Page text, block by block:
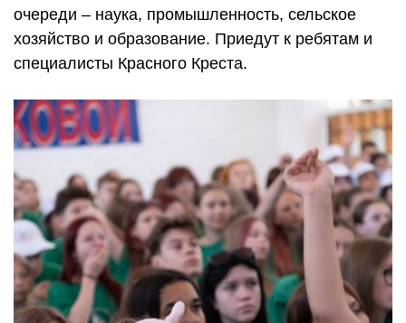
очереди – наука, промышленность, сельское
хозяйство и образование. Приедут к ребятам и
специалисты Красного Креста.